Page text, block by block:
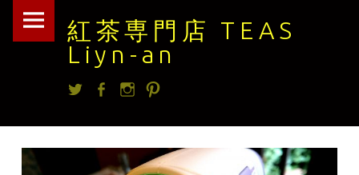
紅茶専門店 TEAS
Liyn-an
紅
Liyn-
Skip
Twitterfacebook
Instagram